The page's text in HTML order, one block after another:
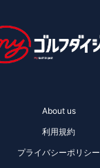
About us
利用規約
プライバシーポリシー